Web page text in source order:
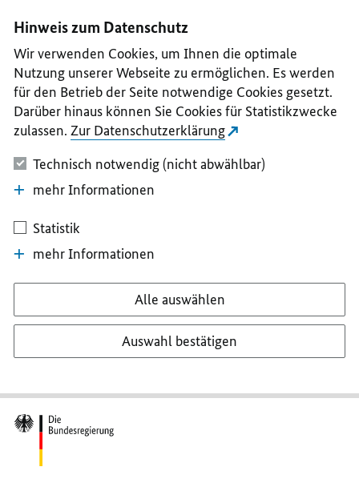
II
III
IV
V
Hinweis zum Datenschutz
Wir verwenden Cookies, um Ihnen die optimale
Nutzung unserer Webseite zu ermöglichen. Es werden
für den Betrieb der Seite notwendige Cookies gesetzt.
Darüber hinaus können Sie Cookies für Statistikzwecke
zulassen. Zur Datenschutzerklärung
Technisch notwendig (nicht abwählbar)
mehr Informationen
Statistik
mehr Informationen
Alle auswählen
Auswahl bestätigen